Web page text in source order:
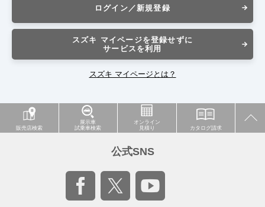
ログイン／新規登録
スズキ マイページを登録せずに
サービスを利用
スズキ マイページとは？
販売店検索
展示車
試乗車検索
オンライン
見積り
カタログ請求
公式SNS